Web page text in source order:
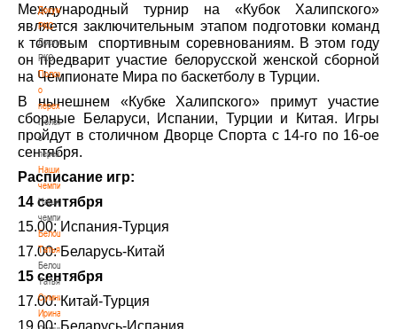
Документы
РКС
Документы
РКС
Положение
о
переходах
Положение
о
переходах
Наши
чемпионы
Наши
чемпионы
Белошапко
Татьяна
Белошапко
Татьяна
Сумникова
Ирина
Международный турнир на «Кубок Халипского»
является заключительным этапом подготовки команд
к топовым спортивным соревнованиям. В этом году
он предварит участие белорусской женской сборной
на Чемпионате Мира по баскетболу в Турции.
В нынешнем «Кубке Халипского» примут участие
сборные Беларуси, Испании, Турции и Китая. Игры
пройдут в столичном Дворце Спорта с 14-го по 16-ое
сентября.
Расписание игр:
14 сентября
15.00: Испания-Турция
17.00: Беларусь-Китай
15 сентября
17.00: Китай-Турция
19.00: Беларусь-Испания